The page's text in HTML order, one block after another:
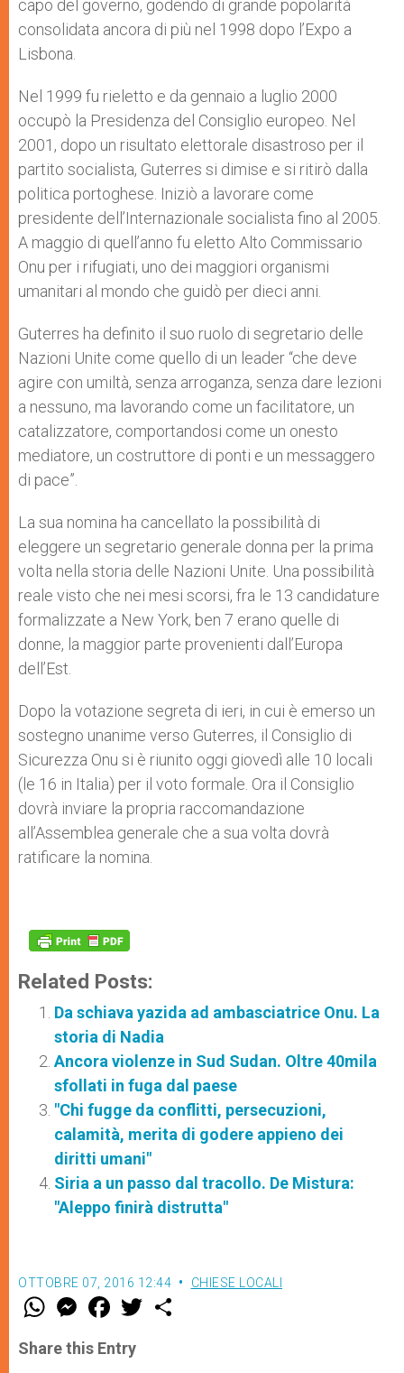
capo del governo, godendo di grande popolarità
consolidata ancora di più nel 1998 dopo l’Expo a
Lisbona.
Nel 1999 fu rieletto e da gennaio a luglio 2000
occupò la Presidenza del Consiglio europeo. Nel
2001, dopo un risultato elettorale disastroso per il
partito socialista, Guterres si dimise e si ritirò dalla
politica portoghese. Iniziò a lavorare come
presidente dell’Internazionale socialista fino al 2005.
A maggio di quell’anno fu eletto Alto Commissario
Onu per i rifugiati, uno dei maggiori organismi
umanitari al mondo che guidò per dieci anni.
Guterres ha definito il suo ruolo di segretario delle
Nazioni Unite come quello di un leader “che deve
agire con umiltà, senza arroganza, senza dare lezioni
a nessuno, ma lavorando come un facilitatore, un
catalizzatore, comportandosi come un onesto
mediatore, un costruttore di ponti e un messaggero
di pace”.
La sua nomina ha cancellato la possibilità di
eleggere un segretario generale donna per la prima
volta nella storia delle Nazioni Unite. Una possibilità
reale visto che nei mesi scorsi, fra le 13 candidature
formalizzate a New York, ben 7 erano quelle di
donne, la maggior parte provenienti dall’Europa
dell’Est.
Dopo la votazione segreta di ieri, in cui è emerso un
sostegno unanime verso Guterres, il Consiglio di
Sicurezza Onu si è riunito oggi giovedì alle 10 locali
(le 16 in Italia) per il voto formale. Ora il Consiglio
dovrà inviare la propria raccomandazione
all’Assemblea generale che a sua volta dovrà
ratificare la nomina.
Related Posts:
Da schiava yazida ad ambasciatrice Onu. La
storia di Nadia
Ancora violenze in Sud Sudan. Oltre 40mila
sfollati in fuga dal paese
"Chi fugge da conflitti, persecuzioni,
calamità, merita di godere appieno dei
diritti umani"
Siria a un passo dal tracollo. De Mistura:
"Aleppo finirà distrutta"
OTTOBRE 07, 2016 12:44 CHIESE LOCALI
W
t
s
M
e
s
e
F
a
e
b
w
Share this Entry